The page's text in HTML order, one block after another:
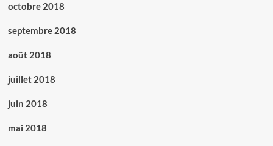
octobre 2018
septembre 2018
août 2018
juillet 2018
juin 2018
mai 2018